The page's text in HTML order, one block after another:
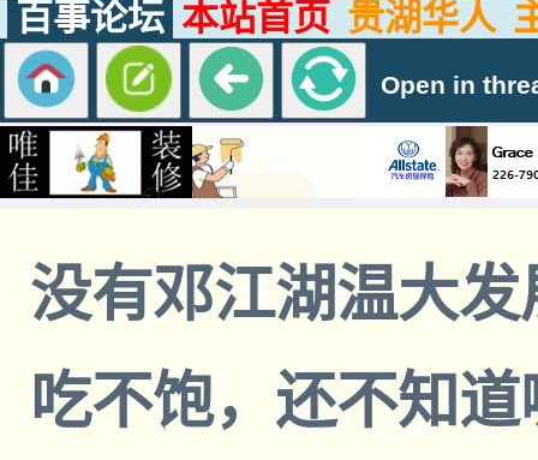
百事论坛 本站首页 贵湖华人
Open in
没有邓江湖温大
吃不饱，还不知